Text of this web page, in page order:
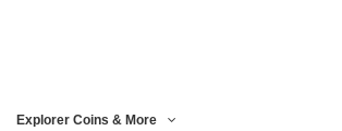
Explorer Coins & More